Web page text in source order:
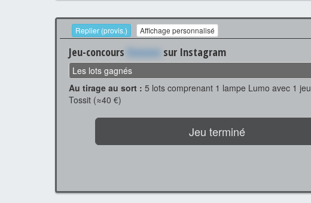
Replier (provis.) Affichage personnalisé
Jeu-concours Xxxxxxx sur Instagram
Les lots gagnés
Au tirage au sort : 5 lots comprenant 1 lampe Lumo avec 1 jeu
Tossit (≈40 €)
Jeu terminé